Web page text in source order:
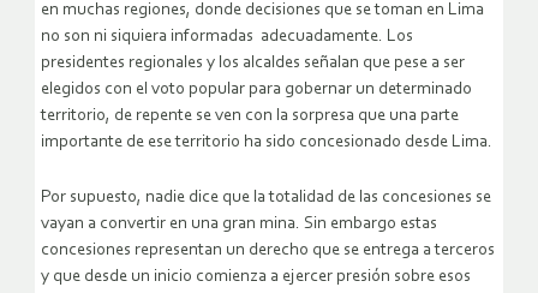
en muchas regiones, donde decisiones que se toman en Lima
no son ni siquiera informadas adecuadamente. Los
presidentes regionales y los alcaldes señalan que pese a ser
elegidos con el voto popular para gobernar un determinado
territorio, de repente se ven con la sorpresa que una parte
importante de ese territorio ha sido concesionado desde Lima.
Por supuesto, nadie dice que la totalidad de las concesiones se
vayan a convertir en una gran mina. Sin embargo estas
concesiones representan un derecho que se entrega a terceros
y que desde un inicio comienza a ejercer presión sobre esos